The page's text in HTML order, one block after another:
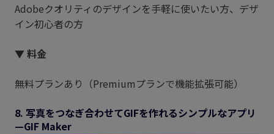
Adobeクオリティのデザインを手軽に使いたい方、デザ
イン初心者の方
▼ 料金
無料プランあり（Premiumプランで機能拡張可能）
8. 写真をつなぎ合わせてGIFを作れるシンプルなアプリ
—GIF Maker